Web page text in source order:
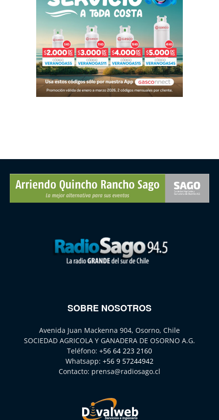
SOBRE NOSOTROS
Avenida Juan Mackenna 904, Osorno, Chile
SOCIEDAD AGRICOLA Y GANADERA DE OSORNO A.G.
Teléfono: +56 64 223 2160
Whatsapp: +56 9 57244942
Contacto: prensa@radiosago.cl